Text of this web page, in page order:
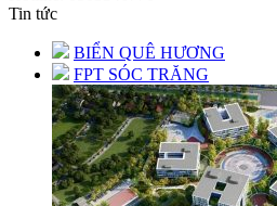
Tin tức
BIỂN QUÊ HƯƠNG
FPT SÓC TRĂNG